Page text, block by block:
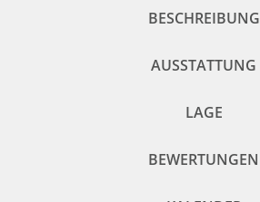
BESCHREIBUNG
AUSSTATTUNG
LAGE
BEWERTUNGEN